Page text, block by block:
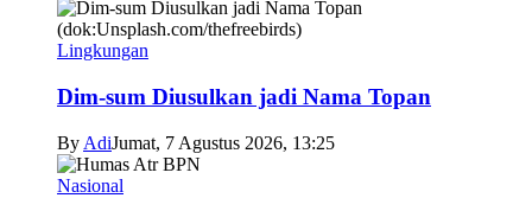
Lingkungan
Dim-sum Diusulkan jadi Nama Topan
By AdiJumat, 7 Agustus 2026, 13:25
Nasional